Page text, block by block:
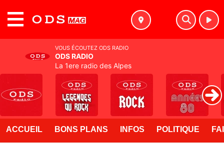
ACCUEIL BONS PLANS INFOS POLITIQUE
VOUS ÉCOUTEZ ODS RADIO
ODS RADIO
La 1ere radio des Alpes